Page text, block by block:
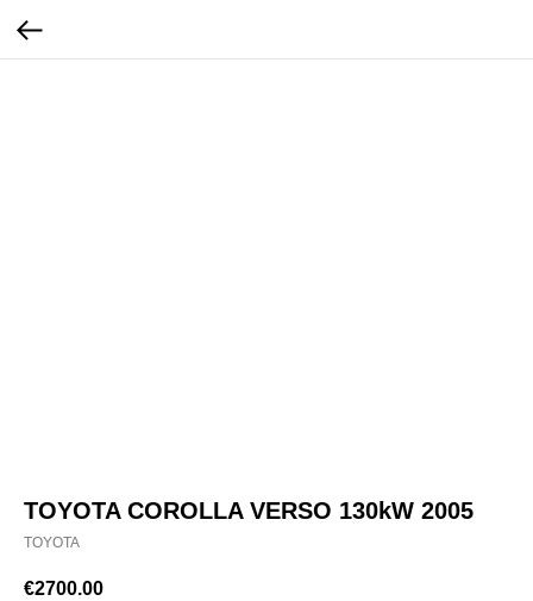
TOYOTA COROLLA VERSO 130kW 2005
TOYOTA
€2700.00